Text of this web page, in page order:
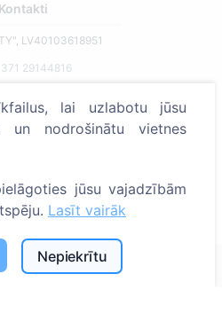
Kontakti
LV40103618951
371 29144816
visā Latvijā!
Visas tiesības aizsargātas
un noteikumi.
lai uzlabotu jūsu
un nodrošinātu vietnes
jūsu vajadzībām
Lasīt vairāk
Nepiekrītu